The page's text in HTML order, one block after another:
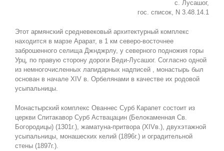
с. Лусашог,
гос. список, N 3.48.14.1
Этот армянский средневековый архитектурный комплекс
находится в марзе Арарат, в 1 км северо-восточнее
заброшенного селища Джнджрлу, у северного подножия горы
Урц, по правую сторону дороги Веди-Лусашог. Согласно одной
из немногочисленных лапидарных надписей , монастырь был
основан в начале XIV в. Орбелянами в качестве их родовой
усыпальницы.
Монастырский комплекс Ованнес Сурб Карапет состоит из
церкви Спитакавор Сурб Аствацацин (Белокаменная Св.
Богородицы) (1301г.), жаматуна-притвора (XIVв.), двухэтажной
усыпальницы, монашеских келий (1896г.) и оградительной
стены (1897г.).